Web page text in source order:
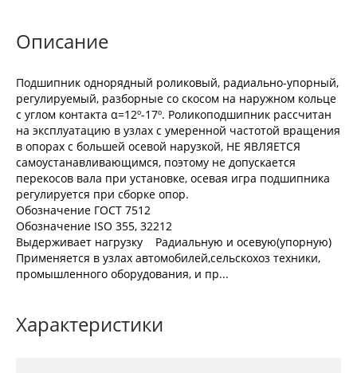
Описание
Подшипник однорядный роликовый, радиально-упорный,
регулируемый, разборные со скосом на наружном кольце
с углом контакта α=12º-17º. Роликоподшипник рассчитан
на эксплуатацию в узлах с умеренной частотой вращения
в опорах с большей осевой нарузкой, НЕ ЯВЛЯЕТСЯ
самоустанавливающимся, поэтому не допускается
перекосов вала при установке, осевая игра подшипника
регулируется при сборке опор.
Обозначение ГОСТ 7512
Обозначение ISO 355, 32212
Выдерживает нагрузку Радиальную и осевую(упорную)
Применяется в узлах автомобилей,сельскохоз техники,
промышленного оборудования, и пр...
Характеристики